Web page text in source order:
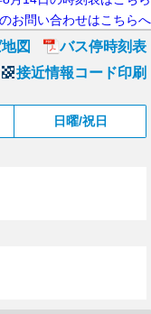
お問い合わせはこちらへ
図
バス停時刻表
接近情報コード印刷
日曜/祝日